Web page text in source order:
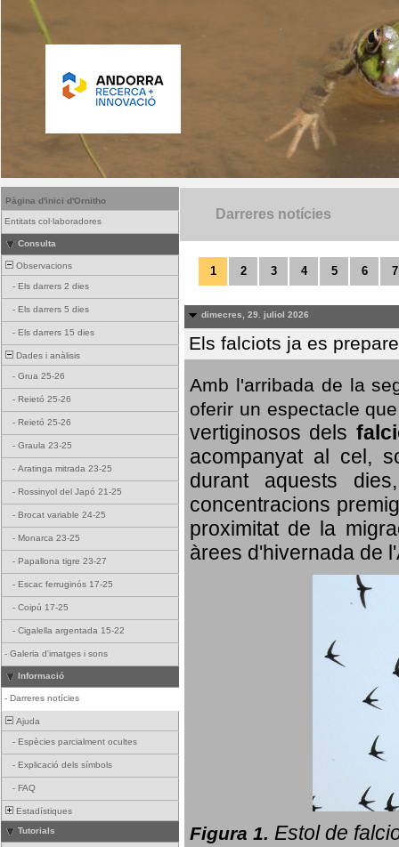
Pàgina d'inici d'Ornitho
Entitats col·laboradores
Consulta
Observacions
- Els darrers 2 dies
- Els darrers 5 dies
- Els darrers 15 dies
Dades i anàlisis
- Grua 25-26
- Reietó 25-26
- Reietó 25-26
- Graula 23-25
- Aratinga mitrada 23-25
- Rossinyol del Japó 21-25
- Brocat variable 24-25
- Monarca 23-25
- Papallona tigre 23-27
- Escac ferruginós 17-25
- Coipú 17-25
- Cigalella argentada 15-22
- Galeria d'imatges i sons
Informació
- Darreres notícies
Ajuda
- Espècies parcialment ocultes
- Explicació dels símbols
- FAQ
Estadístiques
Tutorials
Darreres notícies
1 2 3 4 5 6 7
dimecres, 29. juliol 2026
Els falciots ja es
Amb l'arribada de la
oferir un espectacle
vertiginosos dels
acompanyat al cel,
durant aquests
concentracions
proximitat de la
àrees d'hivernada de
Figura 1. Estol de